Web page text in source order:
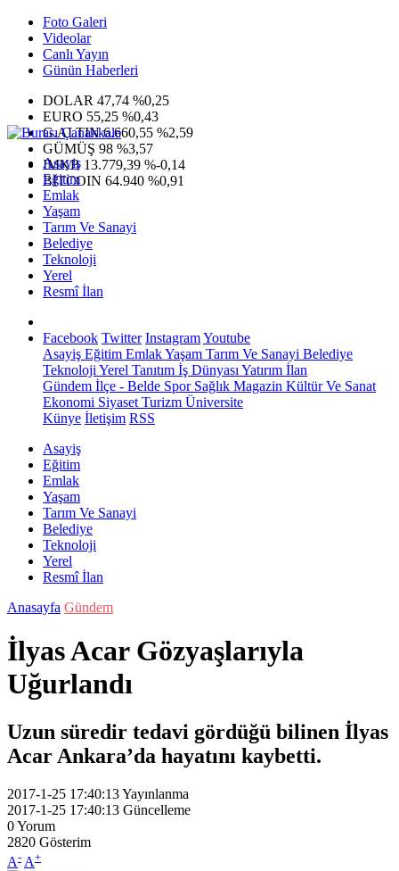
Foto Galeri
Videolar
Canlı Yayın
Günün Haberleri
DOLAR 47,74 %0,25
EURO 55,25 %0,43
G.ALTIN6.660,55 %2,59
GÜMÜŞ 98 %3,57
IMKB 13.779,39 %-0,14
BITCOIN 64.940 %0,91
Asayiş
Eğitim
Emlak
Yaşam
Tarım Ve Sanayi
Belediye
Teknoloji
Yerel
Resmî İlan
Facebook Twitter InstagramYoutube
Asayiş Eğitim EmlakYaşam Tarım Ve Sanayi Belediye
Teknoloji Yerel Tanıtım İş Dünyası Yatırım İlan
Gündem İlçe - Belde SporSağlık Magazin Kültür Ve Sanat
Ekonomi Siyaset Turizm Üniversite
Künye İletişim RSS
Asayiş
Eğitim
Emlak
Yaşam
Tarım Ve Sanayi
Belediye
Teknoloji
Yerel
Resmî İlan
Anasayfa Gündem
İlyas Acar Gözyaşlarıyla
Uğurlandı
Uzun süredir tedavi gördüğü bilinen İlyas
Acar Ankara’da hayatını kaybetti.
2017-1-25 17:40:13Yayınlanma
2017-1-25 17:40:13 Güncelleme
0Yorum
2820 Gösterim
A- A+